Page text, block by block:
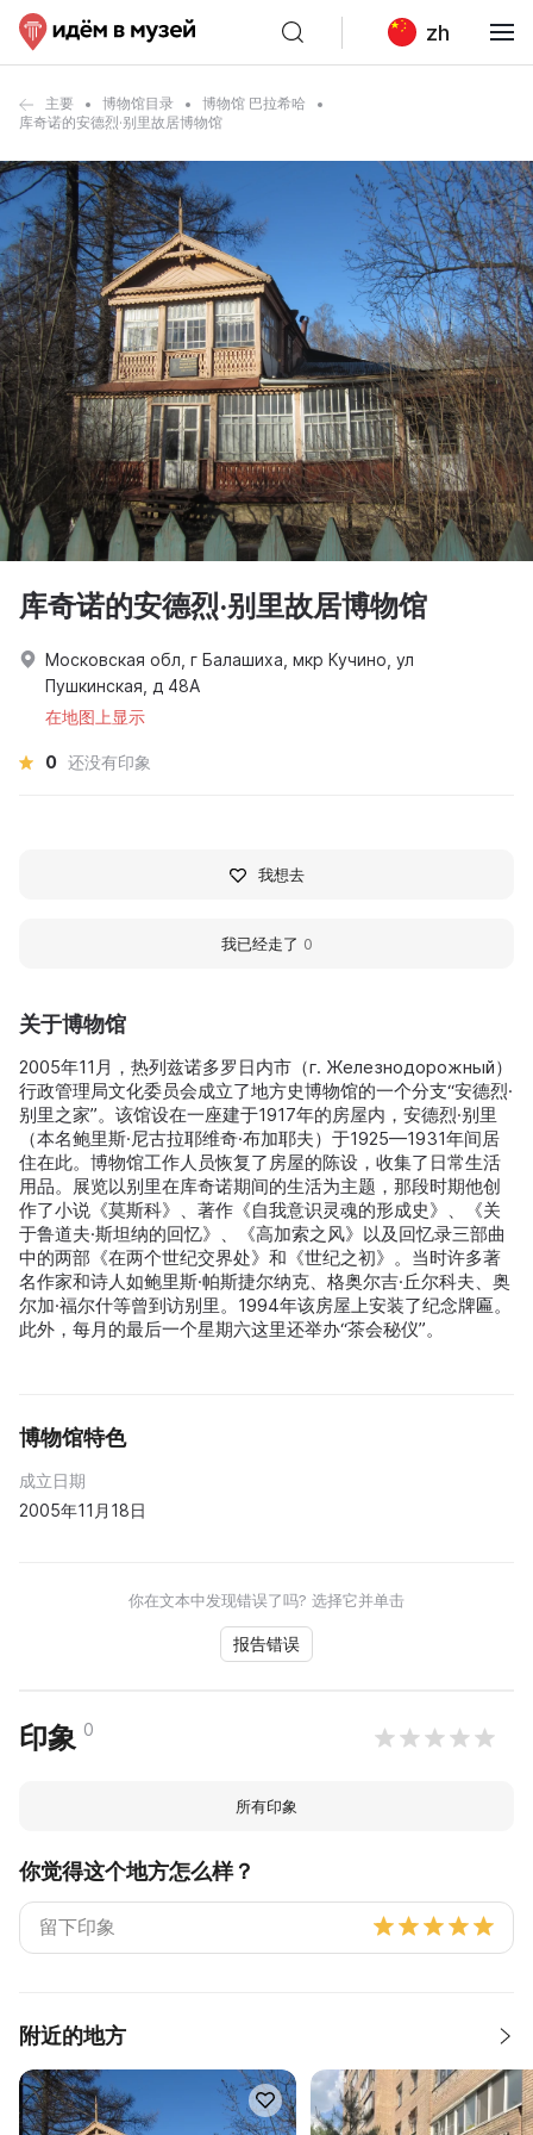
zh
主要 博物馆目录
博物馆 巴拉希哈
库奇诺的安德烈·别里故居博物馆
关于博物馆
2005年11月，热列兹诺多罗日内市（г. Железнодорожный）
行政管理局文化委员会成立了地方史博物馆的一个分支“安德烈·
别里之家”。该馆设在一座建于1917年的房屋内，安德烈·别里
（本名鲍里斯·尼古拉耶维奇·布加耶夫）于1925—1931年间居
住在此。博物馆工作人员恢复了房屋的陈设，收集了日常生活
用品。展览以别里在库奇诺期间的生活为主题，那段时期他创
作了小说《莫斯科》、著作《自我意识灵魂的形成史》、《关
于鲁道夫·斯坦纳的回忆》、《高加索之风》以及回忆录三部曲
中的两部《在两个世纪交界处》和《世纪之初》。当时许多著
名作家和诗人如鲍里斯·帕斯捷尔纳克、格奥尔吉·丘尔科夫、奥
尔加·福尔什等曾到访别里。1994年该房屋上安装了纪念牌匾。
此外，每月的最后一个星期六这里还举办“茶会秘仪”。
博物馆特色
成立日期
2005年11月18日
你在文本中发现错误了吗? 选择它并单击
报告错误
印象 0
所有印象
你觉得这个地方怎么样？
附近的地方
库奇诺的安德烈·别里故居博物馆
Московская обл, г Балашиха, мкр Кучино, ул
Пушкинская, д 48А
在地图上显示
0 还没有印象
我想去
我已经走了 0